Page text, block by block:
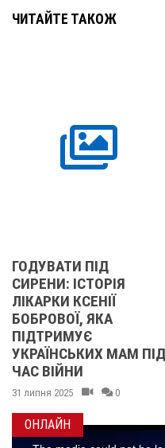
ЧИТАЙТЕ ТАКОЖ
ПІД
ІСТОРІЯ
КСЕНІЇ
ЯКА
МАМ ПІД
ВІЙНИ
2025 0
ОНЛАЙН